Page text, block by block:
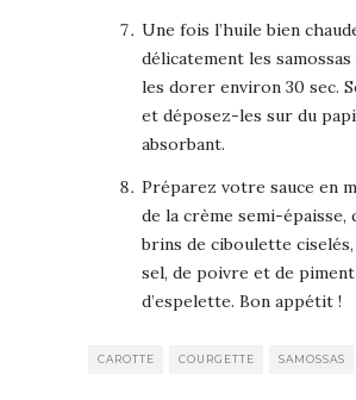
Une fois l’huile bien
délicatement les
les dorer environ 30 sec.
et déposez-les sur du
absorbant.
Préparez votre sauce en
de la crème semi-épaisse,
brins de ciboulette ciselés,
sel, de poivre et de piment
d’espelette. Bon appétit !
CAROTTE COURGETTE SAMOSSAS